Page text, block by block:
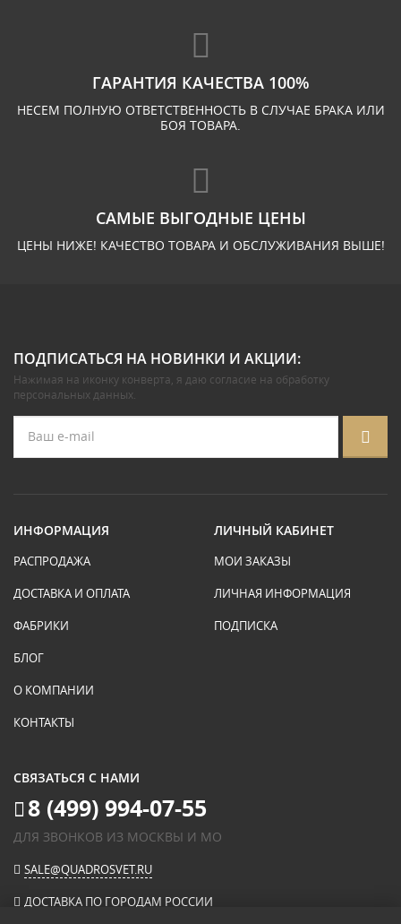
ГАРАНТИЯ КАЧЕСТВА 100%
НЕСЕМ ПОЛНУЮ ОТВЕТСТВЕННОСТЬ В СЛУЧАЕ БРАКА ИЛИ
БОЯ ТОВАРА.
САМЫЕ ВЫГОДНЫЕ ЦЕНЫ
ЦЕНЫ НИЖЕ! КАЧЕСТВО ТОВАРА И ОБСЛУЖИВАНИЯ ВЫШЕ!
ПОДПИСАТЬСЯ НА НОВИНКИ И АКЦИИ:
Нажимая на иконку конверта, я даю согласие на обработку
персональных данных.
ИНФОРМАЦИЯ
РАСПРОДАЖА
ДОСТАВКА И ОПЛАТА
ФАБРИКИ
БЛОГ
О КОМПАНИИ
КОНТАКТЫ
ЛИЧНЫЙ КАБИНЕТ
МОИ ЗАКАЗЫ
ЛИЧНАЯ ИНФОРМАЦИЯ
ПОДПИСКА
СВЯЗАТЬСЯ С НАМИ
8 (499) 994-07-55
ДЛЯ ЗВОНКОВ ИЗ МОСКВЫ И МО
SALE@QUADROSVET.RU
ДОСТАВКА ПО ГОРОДАМ РОССИИ